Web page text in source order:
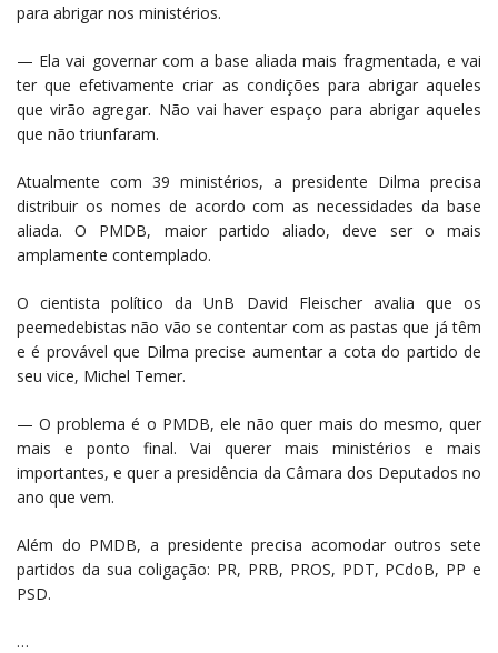
para abrigar nos ministérios.
— Ela vai governar com a base aliada mais fragmentada, e vai
ter que efetivamente criar as condições para abrigar aqueles
que virão agregar. Não vai haver espaço para abrigar aqueles
que não triunfaram.
Atualmente com 39 ministérios, a presidente Dilma precisa
distribuir os nomes de acordo com as necessidades da base
aliada. O PMDB, maior partido aliado, deve ser o mais
amplamente contemplado.
O cientista político da UnB David Fleischer avalia que os
peemedebistas não vão se contentar com as pastas que já têm
e é provável que Dilma precise aumentar a cota do partido de
seu vice, Michel Temer.
— O problema é o PMDB, ele não quer mais do mesmo, quer
mais e ponto final. Vai querer mais ministérios e mais
importantes, e quer a presidência da Câmara dos Deputados no
ano que vem.
Além do PMDB, a presidente precisa acomodar outros sete
partidos da sua coligação: PR, PRB, PROS, PDT, PCdoB, PP e
PSD.
…